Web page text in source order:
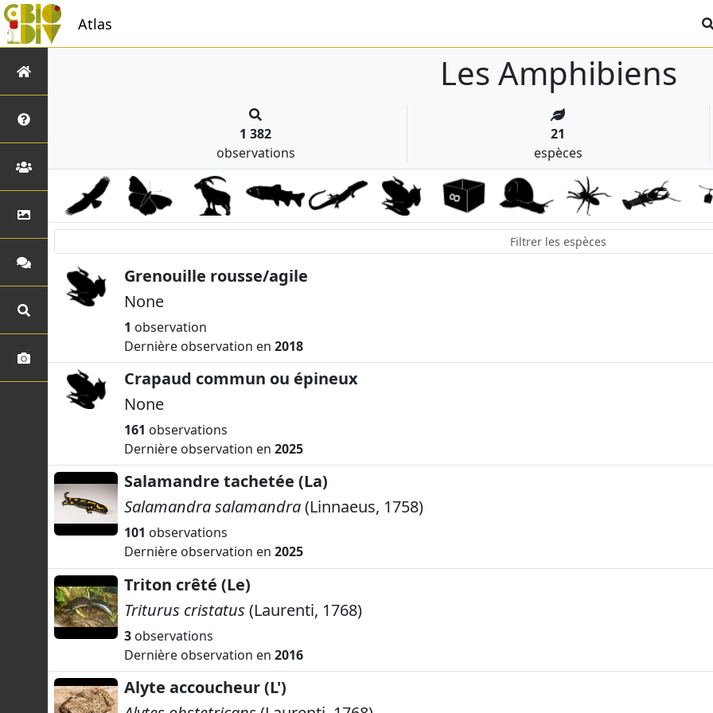
Atlas
Les Amphibiens
1 382
observations
21
espèces
Grenouille rousse/agile
None
1 observation
Dernière observation en 2018
Crapaud commun ou épineux
None
161 observations
Dernière observation en 2025
Salamandre tachetée (La)
Salamandra salamandra(Linnaeus, 1758)
101 observations
Dernière observation en 2025
Triton crêté (Le)
Triturus cristatus (Laurenti, 1768)
3 observations
Dernière observation en 2016
Alyte accoucheur (L')